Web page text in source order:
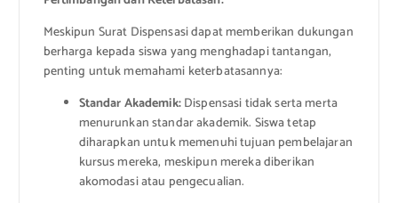
Meskipun Surat Dispensasi dapat memberikan dukungan
berharga kepada siswa yang menghadapi tantangan,
penting untuk memahami keterbatasannya:
Standar Akademik:Dispensasi tidak serta merta
menurunkan standar akademik. Siswa tetap
diharapkan untuk memenuhi tujuan pembelajaran
kursus mereka, meskipun mereka diberikan
akomodasi atau pengecualian.